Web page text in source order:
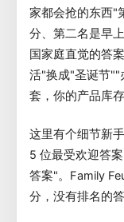
家都会抢的东西"
分、第二名是早
国家庭直觉的答
活"换成"圣诞节""
套，你的产品库存
这里有个细节新
5 位最受欢迎答
答案"。Family
分，没有排名的